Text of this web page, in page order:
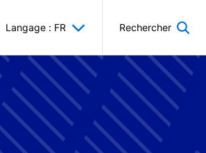
Langage : FR Rechercher